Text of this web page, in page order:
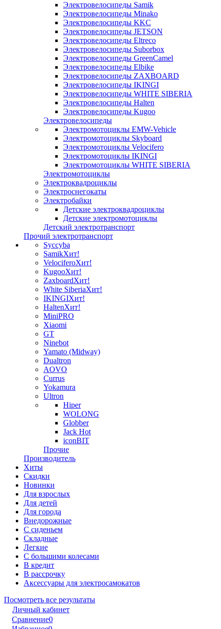
Электровелосипеды Samik
Электровелосипеды Minako
Электровелосипеды KKC
Электровелосипеды JETSON
Электровелосипеды Eltreco
Электровелосипеды Suborbox
Электровелосипеды GreenCamel
Электровелосипеды Elbike
Электровелосипеды ZAXBOARD
Электровелосипеды IKINGI
Электровелосипеды WHITE SIBERIA
Электровелосипеды Halten
Электровелосипеды Kugoo
Электровелосипеды
Электромотоциклы EMW-Vehicle
Электромотоциклы Skyboard
Электромотоциклы Velocifero
Электромотоциклы IKINGI
Электромотоциклы WHITE SIBERIA
Электромотоциклы
Электроквадроциклы
Электроснегокаты
Электробайки
Детские электроквадроциклы
Детские электромотоциклы
Детский электротранспорт
Прочий электротранспорт
Syccyba
SamikХит!
VelociferoХит!
KugooХит!
ZaxboardХит!
White SiberiaХит!
IKINGIХит!
HaltenХит!
MiniPRO
Xiaomi
GT
Ninebot
Yamato (Midway)
Dualtron
AOVO
Currus
Yokamura
Ultron
Hiper
WOLONG
Globber
Jack Hot
iconBIT
Прочие
Производитель
Хиты
Скидки
Новинки
Для взрослых
Для детей
Для города
Внедорожные
С сиденьем
Складные
Легкие
С большими колесами
В кредит
В рассрочку
Аксессуары для электросамокатов
Посмотреть все результаты
Личный кабинет
Сравнение0